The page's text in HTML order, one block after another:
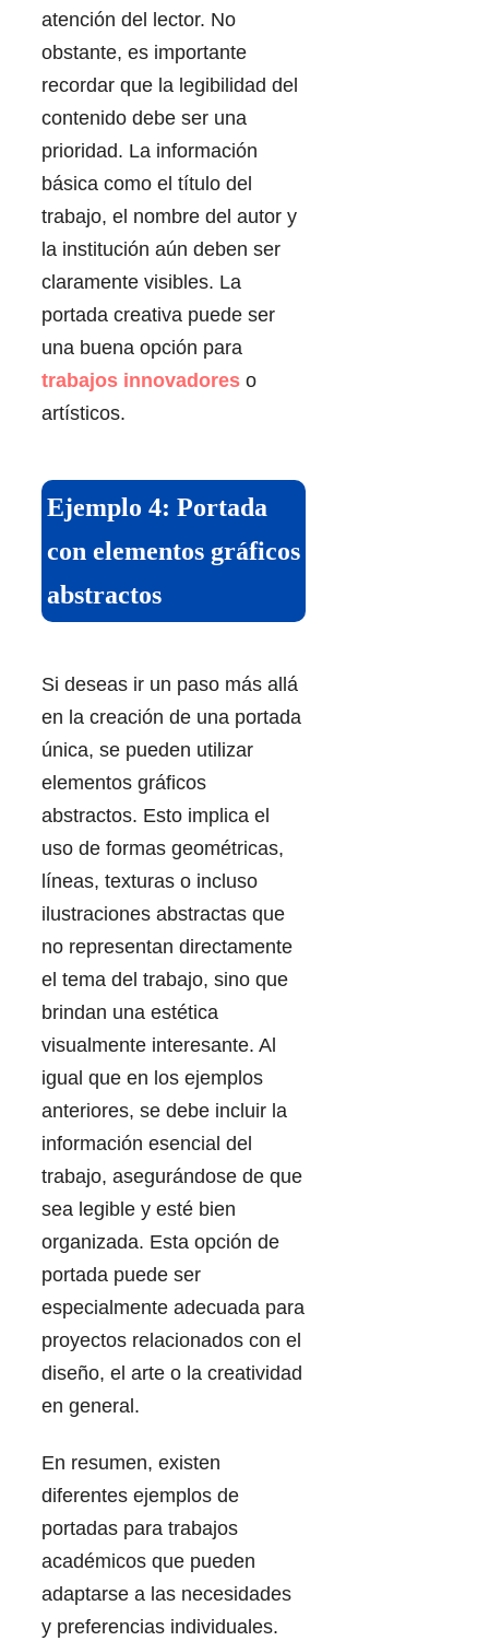
atención del lector. No
obstante, es importante
recordar que la legibilidad del
contenido debe ser una
prioridad. La información
básica como el título del
trabajo, el nombre del autor y
la institución aún deben ser
claramente visibles. La
portada creativa puede ser
una buena opción para
trabajos innovadores o
artísticos.
Ejemplo 4: Portada
con elementos gráficos
abstractos
Si deseas ir un paso más allá
en la creación de una portada
única, se pueden utilizar
elementos gráficos
abstractos. Esto implica el
uso de formas geométricas,
líneas, texturas o incluso
ilustraciones abstractas que
no representan directamente
el tema del trabajo, sino que
brindan una estética
visualmente interesante. Al
igual que en los ejemplos
anteriores, se debe incluir la
información esencial del
trabajo, asegurándose de que
sea legible y esté bien
organizada. Esta opción de
portada puede ser
especialmente adecuada para
proyectos relacionados con el
diseño, el arte o la creatividad
en general.
En resumen, existen
diferentes ejemplos de
portadas para trabajos
académicos que pueden
adaptarse a las necesidades
y preferencias individuales.